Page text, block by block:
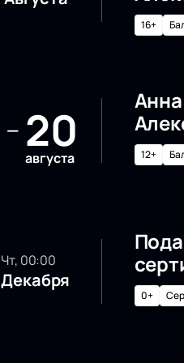
16+
— 20
августа 12+
чт, 00:00
Декабря
0+